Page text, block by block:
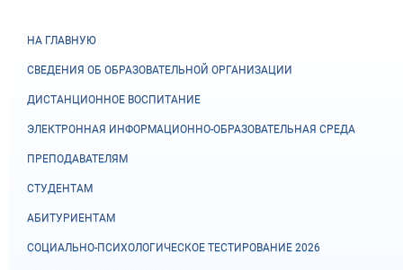
НА ГЛАВНУЮ
СВЕДЕНИЯ ОБ ОБРАЗОВАТЕЛЬНОЙ ОРГАНИЗАЦИИ
ДИСТАНЦИОННОЕ ВОСПИТАНИЕ
ЭЛЕКТРОННАЯ ИНФОРМАЦИОННО-ОБРАЗОВАТЕЛЬНАЯ СРЕДА
ПРЕПОДАВАТЕЛЯМ
СТУДЕНТАМ
АБИТУРИЕНТАМ
СОЦИАЛЬНО-ПСИХОЛОГИЧЕСКОЕ ТЕСТИРОВАНИЕ 2026